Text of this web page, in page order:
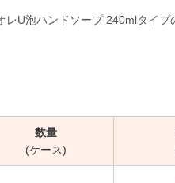
レU泡ハンドソープ 240mlタイプ
数量
(ケース)